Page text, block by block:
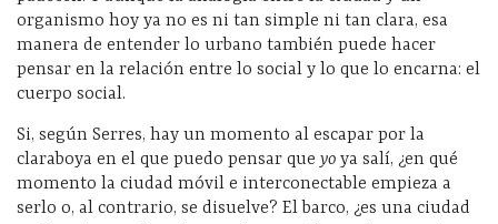
organismo hoy ya no es ni tan simple ni tan clara, esa
manera de entender lo urbano también puede hacer
pensar en la relación entre lo social y lo que lo encarna: el
cuerpo social.
Si, según Serres, hay un momento al escapar por la
claraboya en el que puedo pensar que yo ya salí, ¿en qué
momento la ciudad móvil e interconectable empieza a
serlo o, al contrario, se disuelve? El barco, ¿es una ciudad